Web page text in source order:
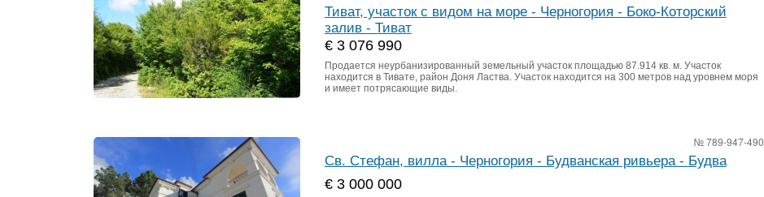
Тиват, участок с видом на море - Черногория - Боко-Которский
залив - Тиват
€ 3 076 990
Продается неурбанизированный земельный участок площадью 87.914 кв. м. Участок
находится в Тивате, район Доня Ластва. Участок находится на 300 метров над уровнем моря
и имеет потрясающие виды.
№ 789-947-490
Св. Стефан, вилла - Черногория - Будванская ривьера - Будва
€ 3 000 000